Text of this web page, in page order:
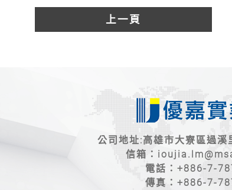
上一頁
公司地址:高雄市大寮區過
信箱：
電話： +886-7-
傳真：+886-7-